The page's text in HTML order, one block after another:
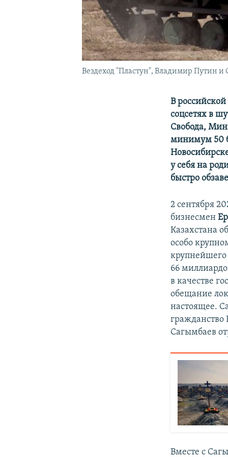
Вездеход "Пластун", Владимир Путин и
В
соцсетях в
Свобода,
минимум 50
у себя на
быстро
2 сентября
бизнесмен
Казахстана
особо
крупнейшего
66
в качестве
обещание
настоящее.
гражданство
Сагымбаев
Вместе с